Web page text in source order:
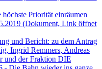
Priorität einräumen
(Dokument, Link öffnet
und Bericht: zu dem Antrag
Ingrid Remmers, Andreas
und der Fraktion DIE